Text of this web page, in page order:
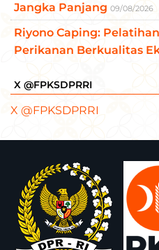
Jangka Panjang 09/08/2026
Riyono Caping:
Perikanan Berkualitas
X @FPKSDPRRI
X @FPKSDPRRI